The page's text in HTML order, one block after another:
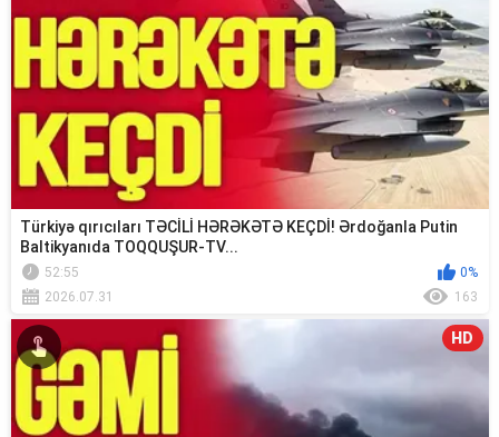
Türkiyə qırıcıları TƏCİLİ HƏRƏKƏTƏ KEÇDİ! Ərdoğanla Putin
Baltikyanıda TOQQUŞUR-TV...
52:55
0%
2026.07.31
163
HD